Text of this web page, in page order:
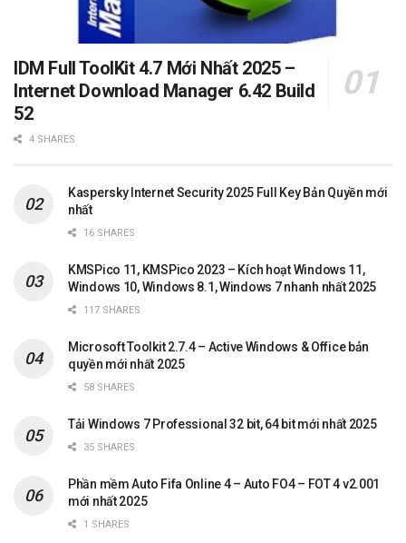
IDM Full ToolKit 4.7 Mới Nhất 2025 –
Internet Download Manager 6.42 Build
52
4 SHARES
Kaspersky Internet Security 2025 Full Key Bản Quyền mới
nhất
16 SHARES
KMSPico 11, KMSPico 2023 – Kích hoạt Windows 11,
Windows 10, Windows 8.1, Windows 7 nhanh nhất 2025
117 SHARES
Microsoft Toolkit 2.7.4 – Active Windows & Office bản
quyền mới nhất 2025
58 SHARES
Tải Windows 7 Professional 32 bit, 64 bit mới nhất 2025
35 SHARES
Phần mềm Auto Fifa Online 4 – Auto FO4 – FOT 4 v2.001
mới nhất 2025
1 SHARES